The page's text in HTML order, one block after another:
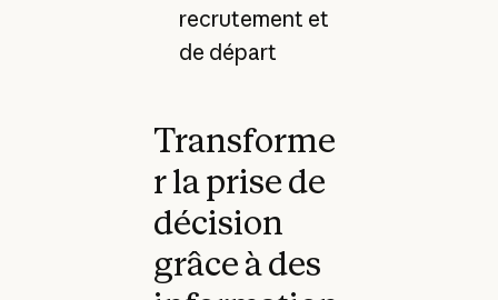
recrutement et
de départ
Transforme
r la prise de
décision
grâce à des